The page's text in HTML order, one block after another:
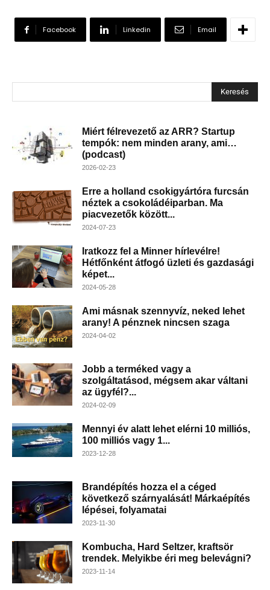
Facebook Linkedin Email
Keresés
Miért félrevezető az ARR? Startup
tempók: nem minden arany, ami…
(podcast)
2026-02-23
Erre a holland csokigyártóra furcsán
néztek a csokoládéiparban. Ma
piacvezetők között...
2024-07-23
Iratkozz fel a Minner hírlevélre!
Hétfőnként átfogó üzleti és gazdasági
képet...
2024-05-28
Ami másnak szennyvíz, neked lehet
arany! A pénznek nincsen szaga
2024-04-02
Jobb a terméked vagy a
szolgáltatásod, mégsem akar váltani
az ügyfél?...
2024-02-09
Mennyi év alatt lehet elérni 10 milliós,
100 milliós vagy 1...
2023-12-28
Brandépítés hozza el a céged
következő szárnyalását! Márkaépítés
lépései, folyamatai
2023-11-30
Kombucha, Hard Seltzer, kraftsör
trendek. Melyikbe éri meg belevágni?
2023-11-14